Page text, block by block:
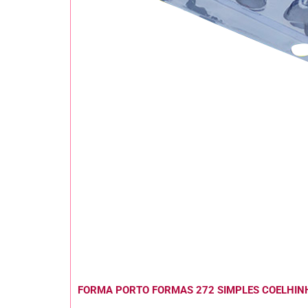
FORMA PORTO FORMAS 272 SIMPLES